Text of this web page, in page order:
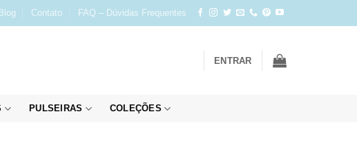
Blog Contato FAQ – Dúvidas Frequentes
ENTRAR
PULSEIRAS COLEÇÕES